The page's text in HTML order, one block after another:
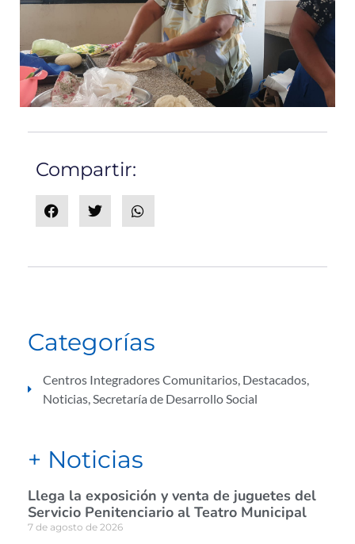
Compartir:
Categorías
Centros Integradores Comunitarios, Destacados,
Noticias,Secretaría de Desarrollo Social
+ Noticias
Llega la exposición y venta de juguetes del
Servicio Penitenciario al Teatro Municipal
7 de agosto de 2026